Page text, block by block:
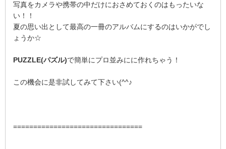
写真をカメラや携帯の中だけにおさめておくのはもったいな
い！！
夏の思い出として最高の一冊のアルバムにするのはいかがでし
ょうか☆
PUZZLE(パズル)で簡単にプロ並みにに作れちゃう！
この機会に是非試してみて下さい(^^♪
================================